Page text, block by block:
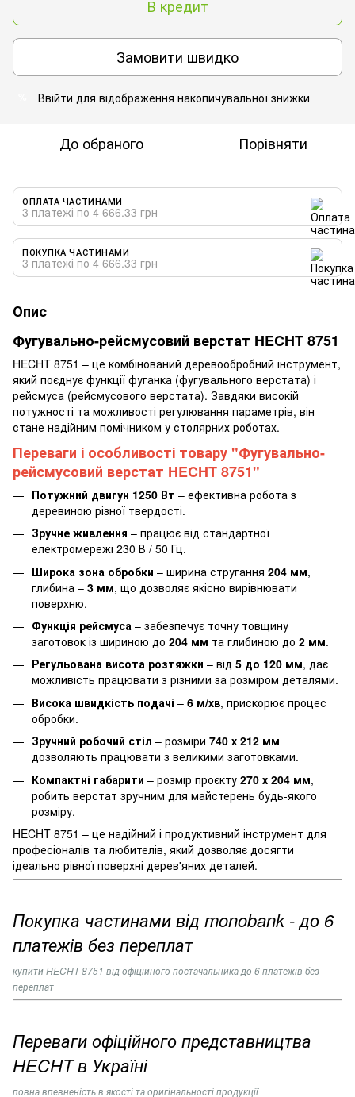
В кредит
Замовити швидко
Ввійти для відображення накопичувальної знижки
До обраного Порівняти
ОПЛАТА ЧАСТИНАМИ
3 платежі по 4 666.33 грн
ПОКУПКА ЧАСТИНАМИ
3 платежі по 4 666.33 грн
Опис
Фугувально-рейсмусовий верстат HECHT 8751
HECHT 8751 – це комбінований деревообробний інструмент,
який поєднує функції фуганка (фугувального верстата) і
рейсмуса (рейсмусового верстата). Завдяки високій
потужності та можливості регулювання параметрів, він
стане надійним помічником у столярних роботах.
Переваги і особливості товару "Фугувально-
рейсмусовий верстат HECHT 8751"
Потужний двигун 1250 Вт – ефективна робота з
деревиною різної твердості.
Зручне живлення – працює від стандартної
електромережі 230 В / 50 Гц.
Широка зона обробки – ширина стругання 204 мм,
глибина – 3 мм, що дозволяє якісно вирівнювати
поверхню.
Функція рейсмуса – забезпечує точну товщину
заготовок із шириною до 204 мм та глибиною до 2 мм.
Регульована висота розтяжки – від 5 до 120 мм, дає
можливість працювати з різними за розміром деталями.
Висока швидкість подачі – 6 м/хв, прискорює процес
обробки.
Зручний робочий стіл – розміри 740 х 212 мм
дозволяють працювати з великими заготовками.
Компактні габарити – розмір проєкту 270 х 204 мм,
робить верстат зручним для майстерень будь-якого
розміру.
HECHT 8751 – це надійний і продуктивний інструмент для
професіоналів та любителів, який дозволяє досягти
ідеально рівної поверхні дерев'яних деталей.
Покупка частинами від monobank - до 6
платежів без переплат
купитиHECHT 8751 від офіційного постачальника до 6 платежів без
переплат
Переваги офіційного представництва
HECHT в Україні
повна впевненість в якості та оригінальності продукції